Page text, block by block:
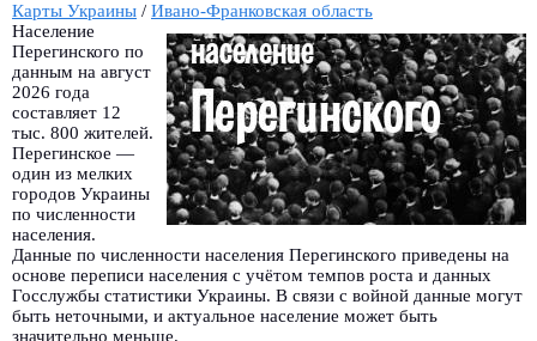
Карты Украины / Ивано-Франковская область
Население
Перегинского по
данным на август
2026 года
составляет 12
тыс. 800 жителей.
Перегинское —
один из мелких
городов Украины
по численности
населения.
Данные по численности населения Перегинского приведены на
основе переписи населения с учётом темпов роста и данных
Госслужбы статистики Украины. В связи с войной данные могут
быть неточными, и актуальное население может быть
значительно меньше.